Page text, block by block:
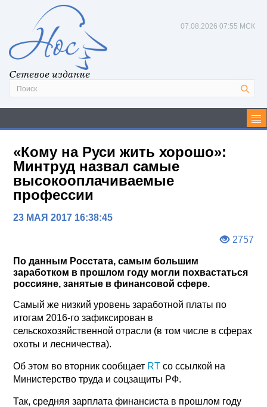
Сетевое издание
07.08.2026 07:55 МСК
«Кому на Руси жить хорошо»:
Минтруд назвал самые
высокооплачиваемые
профессии
23 МАЯ 2017 16:38:45
2757
По данным Росстата, самым большим
заработком в прошлом году могли похвастаться
россияне, занятые в финансовой сфере.
Самый же низкий уровень заработной платы по
итогам 2016-го зафиксирован в
сельскохозяйственной отрасли (в том числе в сферах
охоты и лесничества).
Об этом во вторник сообщает RT со ссылкой на
Министерство труда и соцзащиты РФ.
Так, средняя зарплата финансиста в прошлом году